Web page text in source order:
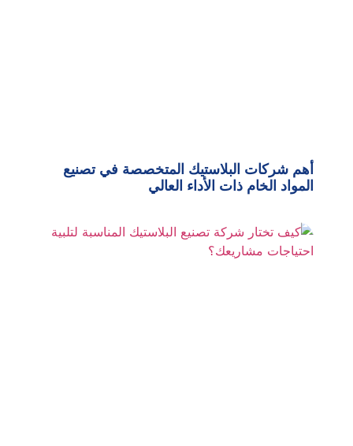
أهم شركات البلاستيك المتخصصة في تصنيع
المواد الخام ذات الأداء العالي